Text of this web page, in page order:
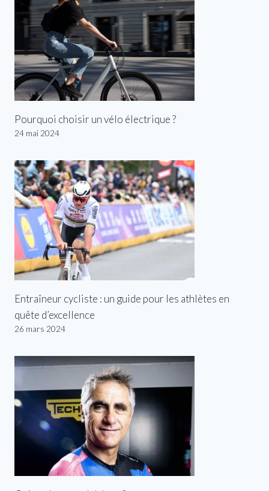
Pourquoi choisir un vélo électrique ?
24 mai 2024
Entraîneur cycliste : un guide pour les athlètes en
quête d’excellence
26 mars 2024